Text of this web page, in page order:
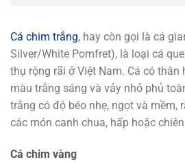
Cá chim trắng, hay còn gọi là cá
Silver/White Pomfret), là loại cá
thụ rộng rãi ở Việt Nam. Cá có thân
màu trắng sáng và vảy nhỏ phủ
trắng có độ béo nhẹ, ngọt và mềm,
các món canh chua, hấp hoặc
Cá chim vàng